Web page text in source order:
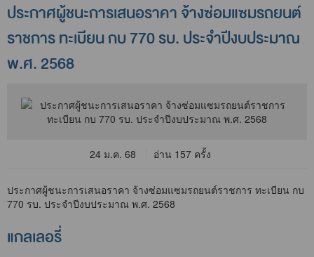
ประกาศผู้ชนะการเสนอราคา จ้างซ่อมแซมรถยนต์
ราชการ ทะเบียน กบ 770 รบ. ประจำปีงบประมาณ
พ.ศ. 2568
24 ม.ค. 68 อ่าน 157 ครั้ง
ประกาศผู้ชนะการเสนอราคา จ้างซ่อมแซมรถยนต์ราชการ ทะเบียน กบ
770 รบ. ประจำปีงบประมาณ พ.ศ. 2568
แกลเลอรี่